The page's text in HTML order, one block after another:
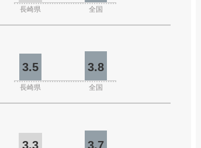
長崎県 全国
3.5 3.8
長崎県 全国
3.3 3.7